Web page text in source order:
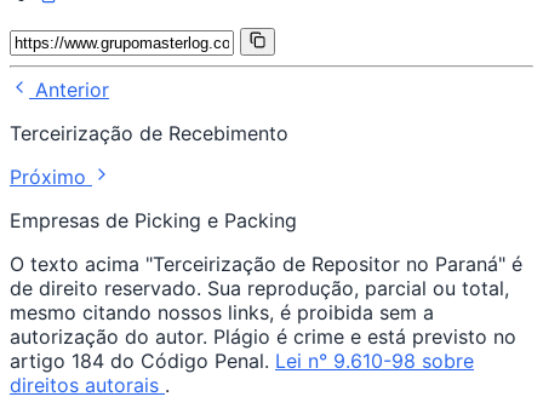
Anterior
Terceirização de Recebimento
Próximo
Empresas de Picking e Packing
O texto acima "Terceirização de Repositor no Paraná" é
de direito reservado. Sua reprodução, parcial ou total,
mesmo citando nossos links, é proibida sem a
autorização do autor. Plágio é crime e está previsto no
artigo 184 do Código Penal. Lei n° 9.610-98 sobre
direitos autorais .